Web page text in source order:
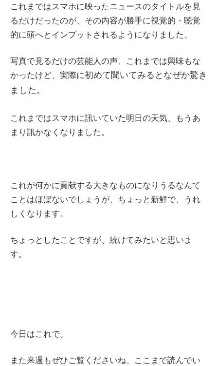
これまではスマホに映ったニュースのタイトルを見
るだけだったのが、その内容が勝手に視覚的・聴覚
的に頭へとインプットされるようになりました。
写真で見るだけの芸能人の声、これまでは興味もな
かったけど、実際に初めて聞いてみるとなぜか驚き
ました。
これまではスマホに訊いていた明日の天気、もうあ
まり訊かなくなりました。
これが何かに貢献する大きなものになりうるなんて
ことはほぼないでしょうが、ちょっと新鮮で、うれ
しくなります。
ちょっとしたことですが、続けてみたいと思いま
す。
今日はこれで。
また来週もぜひご覧くださいね、ここまで読んでい